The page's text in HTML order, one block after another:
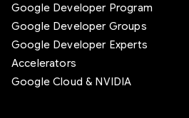
Google Developer Program
Google Developer Groups
Google Developer Experts
Accelerators
Google Cloud & NVIDIA